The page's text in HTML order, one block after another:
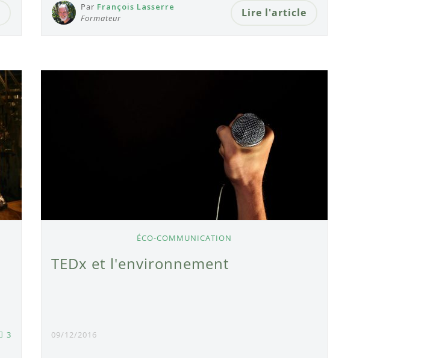
Par François Lasserre
Formateur
Lire l'article
3
ÉCO-COMMUNICATION
TEDx et l'environnement
09/12/2016